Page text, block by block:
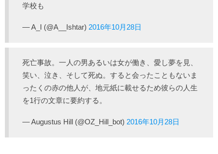
学校も
— A_I (@A__Ishtar) 2016年10月28日
死亡事故。一人の男あるいは女が働き、愛し夢を見、
笑い、泣き、そして死ぬ。すると会ったこともないま
ったくの赤の他人が、地元紙に載せるため彼らの人生
を1行の文章に要約する。
— Augustus Hill (@OZ_Hill_bot) 2016年10月28日